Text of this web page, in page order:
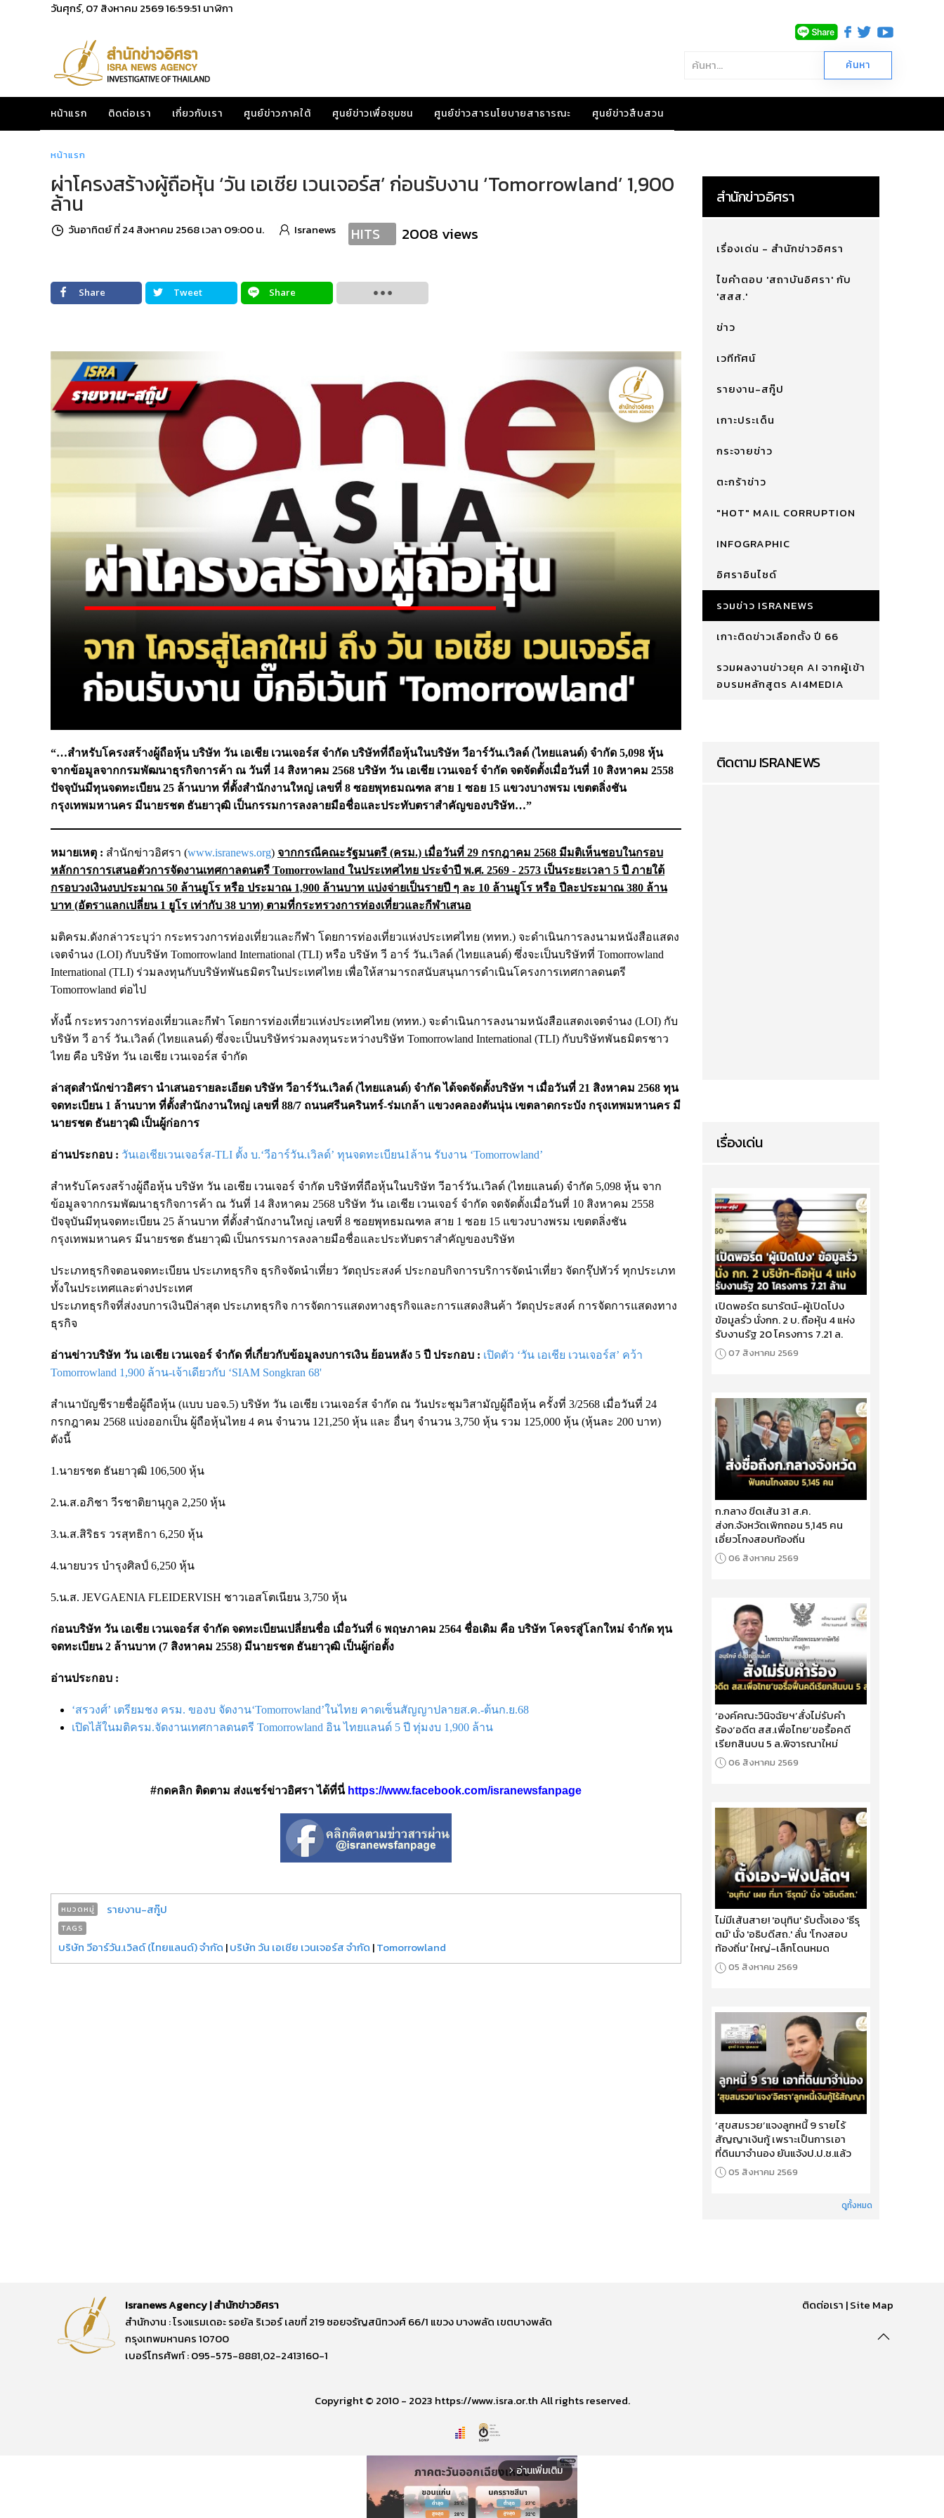
วันศุกร์, 07 สิงหาคม 256916:59:52นาฬิกา
หน้าแรก ติดต่อเรา เกี่ยวกับเรา ศูนย์ข่าวภาคใต้ ศูนย์ข่าวเพื่อชุมชน ศูนย์ข่าวสารนโยบายสาธารณะ ศูนย์ข่าวสืบสวน
หน้าแรก
ผ่าโครงสร้างผู้ถือหุ้น ‘วัน เอเชีย เวนเจอร์ส’ ก่อนรับงาน ‘Tomorrowland’ 1,900
ล้าน
วันอาทิตย์ ที่ 24 สิงหาคม 2568 เวลา 09:00 น. Isranews HITS 2008 views
Share Tweet Share
“…สำหรับโครงสร้างผู้ถือหุ้น บริษัท วัน เอเชีย เวนเจอร์ส จำกัด บริษัทที่ถือหุ้นในบริษัท วีอาร์วัน.เวิลด์ (ไทยแลนด์) จำกัด 5,098 หุ้น
จากข้อมูลจากกรมพัฒนาธุรกิจการค้า ณ วันที่ 14 สิงหาคม 2568 บริษัท วัน เอเชีย เวนเจอร์ จำกัด จดจัดตั้งเมื่อวันที่ 10 สิงหาคม 2558
ปัจจุบันมีทุนจดทะเบียน 25 ล้านบาท ที่ตั้งสำนักงานใหญ่ เลขที่ 8 ซอยพุทธมณฑล สาย 1 ซอย 15 แขวงบางพรม เขตตลิ่งชัน
กรุงเทพมหานคร มีนายรชต ธันยาวุฒิ เป็นกรรมการลงลายมือชื่อและประทับตราสำคัญของบริษัท…”
หมายเหตุ : สำนักข่าวอิศรา (www.isranews.org) จากกรณีคณะรัฐมนตรี (ครม.) เมื่อวันที่ 29 กรกฎาคม 2568 มีมติเห็นชอบในกรอบ
หลักการการเสนอตัวการจัดงานเทศกาลดนตรี Tomorrowland ในประเทศไทย ประจำปี พ.ศ. 2569 - 2573 เป็นระยะเวลา 5 ปี ภายใต้
กรอบวงเงินงบประมาณ 50 ล้านยูโร หรือ ประมาณ 1,900 ล้านบาท แบ่งจ่ายเป็นรายปี ๆ ละ 10 ล้านยูโร หรือ ปีละประมาณ 380 ล้าน
บาท (อัตราแลกเปลี่ยน 1 ยูโร เท่ากับ 38 บาท) ตามที่กระทรวงการท่องเที่ยวและกีฬาเสนอ
มติครม.ดังกล่าวระบุว่า กระทรวงการท่องเที่ยวและกีฬา โดยการท่องเที่ยวแห่งประเทศไทย (ททท.) จะดำเนินการลงนามหนังสือแสดง
เจตจำนง (LOI) กับบริษัท Tomorrowland International (TLI) หรือ บริษัท วี อาร์ วัน.เวิลด์ (ไทยแลนด์) ซึ่งจะเป็นบริษัทที่ Tomorrowland
International (TLI) ร่วมลงทุนกับบริษัทพันธมิตรในประเทศไทย เพื่อให้สามารถสนับสนุนการดำเนินโครงการเทศกาลดนตรี
Tomorrowland ต่อไป
ทั้งนี้ กระทรวงการท่องเที่ยวและกีฬา โดยการท่องเที่ยวแห่งประเทศไทย (ททท.) จะดำเนินการลงนามหนังสือแสดงเจตจำนง (LOI) กับ
บริษัท วี อาร์ วัน.เวิลด์ (ไทยแลนด์) ซึ่งจะเป็นบริษัทร่วมลงทุนระหว่างบริษัท Tomorrowland International (TLI) กับบริษัทพันธมิตรชาว
ไทย คือ บริษัท วัน เอเชีย เวนเจอร์ส จำกัด
ล่าสุดสำนักข่าวอิศรา นำเสนอรายละเอียด บริษัท วีอาร์วัน.เวิลด์ (ไทยแลนด์) จำกัด ได้จดจัดตั้งบริษัท ฯ เมื่อวันที่ 21 สิงหาคม 2568 ทุน
จดทะเบียน 1 ล้านบาท ที่ตั้งสำนักงานใหญ่ เลขที่ 88/7 ถนนศรีนครินทร์-ร่มเกล้า แขวงคลองตันนุ่น เขตลาดกระบัง กรุงเทพมหานคร มี
นายรชต ธันยาวุฒิ เป็นผู้ก่อการ
อ่านประกอบ : วันเอเชียเวนเจอร์ส-TLI ตั้ง บ.‘วีอาร์วัน.เวิลด์’ ทุนจดทะเบียน1ล้าน รับงาน ‘Tomorrowland’
สำหรับโครงสร้างผู้ถือหุ้น บริษัท วัน เอเชีย เวนเจอร์ จำกัด บริษัทที่ถือหุ้นในบริษัท วีอาร์วัน.เวิลด์ (ไทยแลนด์) จำกัด 5,098 หุ้น จาก
ข้อมูลจากกรมพัฒนาธุรกิจการค้า ณ วันที่ 14 สิงหาคม 2568 บริษัท วัน เอเชีย เวนเจอร์ จำกัด จดจัดตั้งเมื่อวันที่ 10 สิงหาคม 2558
ปัจจุบันมีทุนจดทะเบียน 25 ล้านบาท ที่ตั้งสำนักงานใหญ่ เลขที่ 8 ซอยพุทธมณฑล สาย 1 ซอย 15 แขวงบางพรม เขตตลิ่งชัน
กรุงเทพมหานคร มีนายรชต ธันยาวุฒิ เป็นกรรมการลงลายมือชื่อและประทับตราสำคัญของบริษัท
ประเภทธุรกิจตอนจดทะเบียน ประเภทธุรกิจ ธุรกิจจัดนำเที่ยว วัตถุประสงค์ ประกอบกิจการบริการจัดนำเที่ยว จัดกรุ๊ปทัวร์ ทุกประเภท
ทั้งในประเทศและต่างประเทศ
ประเภทธุรกิจที่ส่งงบการเงินปีล่าสุด ประเภทธุรกิจ การจัดการแสดงทางธุรกิจและการแสดงสินค้า วัตถุประสงค์ การจัดการแสดงทาง
ธุรกิจ
อ่านข่าวบริษัท วัน เอเชีย เวนเจอร์ จำกัด ที่เกี่ยวกับข้อมูลงบการเงิน ย้อนหลัง 5 ปี ประกอบ : เปิดตัว ‘วัน เอเชีย เวนเจอร์ส’ คว้า
Tomorrowland 1,900 ล้าน-เจ้าเดียวกับ ‘SIAM Songkran 68'
สำเนาบัญชีรายชื่อผู้ถือหุ้น (แบบ บอจ.5) บริษัท วัน เอเชีย เวนเจอร์ส จำกัด ณ วันประชุมวิสามัญผู้ถือหุ้น ครั้งที่ 3/2568 เมื่อวันที่ 24
กรกฎาคม 2568 แบ่งออกเป็น ผู้ถือหุ้นไทย 4 คน จำนวน 121,250 หุ้น และ อื่นๆ จำนวน 3,750 หุ้น รวม 125,000 หุ้น (หุ้นละ 200 บาท)
ดังนี้
1.นายรชต ธันยาวุฒิ 106,500 หุ้น
2.น.ส.อภิชา วีรชาติยานุกูล 2,250 หุ้น
3.น.ส.สิริธร วรสุทธิกา 6,250 หุ้น
4.นายบวร บำรุงศิลป์ 6,250 หุ้น
5.น.ส. JEVGAENIA FLEIDERVISH ชาวเอสโตเนียน 3,750 หุ้น
ก่อนบริษัท วัน เอเชีย เวนเจอร์ส จำกัด จดทะเบียนเปลี่ยนชื่อ เมื่อวันที่ 6 พฤษภาคม 2564 ชื่อเดิม คือ บริษัท โคจรสู่โลกใหม่ จำกัด ทุน
จดทะเบียน 2 ล้านบาท (7 สิงหาคม 2558) มีนายรชต ธันยาวุฒิ เป็นผู้ก่อตั้ง
อ่านประกอบ :
‘สรวงศ์’ เตรียมชง ครม. ของบ จัดงาน‘Tomorrowland’ในไทย คาดเซ็นสัญญาปลายส.ค.-ต้นก.ย.68
เปิดไส้ในมติครม.จัดงานเทศกาลดนตรี Tomorrowland อิน ไทยแลนด์ 5 ปี ทุ่มงบ 1,900 ล้าน
#กดคลิก ติดตาม ส่งแชร์ข่าวอิศรา ได้ที่นี่ https://www.facebook.com/isranewsfanpage
หมวดหมู่ รายงาน-สกู๊ป
TAGS
บริษัท วีอาร์วัน.เวิลด์ (ไทยแลนด์) จำกัด |บริษัท วัน เอเชีย เวนเจอร์ส จำกัด |Tomorrowland
สำนักข่าวอิศรา
เรื่องเด่น - สำนักข่าวอิศรา
ไขคำตอบ 'สถาบันอิศรา' กับ
'สสส.'
ข่าว
เวทีทัศน์
รายงาน-สกู๊ป
เกาะประเด็น
กระจายข่าว
ตะกร้าข่าว
"HOT" MAIL CORRUPTION
INFOGRAPHIC
อิศราอินไซด์
รวมข่าว ISRANEWS
เกาะติดข่าวเลือกตั้ง ปี 66
รวมผลงานข่าวยุค AI จากผู้เข้า
อบรมหลักสูตร AI4MEDIA
ติดตาม ISRANEWS
เรื่องเด่น
เปิดพอร์ต ธนารัตน์-ผู้เปิดโปง
ข้อมูลรั่ว นั่งกก. 2 บ. ถือหุ้น 4 แห่ง
รับงานรัฐ 20 โครงการ 7.21 ล.
07 สิงหาคม 2569
ก.กลาง ขีดเส้น 31 ส.ค.
ส่งก.จังหวัดเพิกถอน 5,145 คน
เอี่ยวโกงสอบท้องถิ่น
06 สิงหาคม 2569
‘องค์คณะวินิจฉัยฯ’สั่งไม่รับคำ
ร้อง‘อดีต สส.เพื่อไทย’ขอรื้อคดี
เรียกสินบน 5 ล.พิจารณาใหม่
06 สิงหาคม 2569
ไม่มีเส้นสาย! 'อนุทิน' รับตั้งเอง 'ธีรุ
ตม์' นั่ง 'อธิบดีสถ.' ลั่น 'โกงสอบ
ท้องถิ่น' ใหญ่-เล็กโดนหมด
05 สิงหาคม 2569
‘สุขสมรวย’แจงลูกหนี้ 9 รายไร้
สัญญาเงินกู้ เพราะเป็นการเอา
ที่ดินมาจำนอง ยันแจ้งป.ป.ช.แล้ว
05 สิงหาคม 2569
ดูทั้งหมด
Isranews Agency | สำนักข่าวอิศรา
สำนักงาน : โรงแรมเดอะ รอยัล ริเวอร์ เลขที่ 219 ซอยจรัญสนิทวงศ์ 66/1 แขวง บางพลัด เขตบางพลัด
กรุงเทพมหานคร 10700
เบอร์โทรศัพท์ : 095-575-8881,02-2413160-1
ติดต่อเรา |Site Map
Copyright © 2010 - 2023 https://www.isra.or.th All rights reserved.
arrow_forward_ios อ่านเพิ่มเติม